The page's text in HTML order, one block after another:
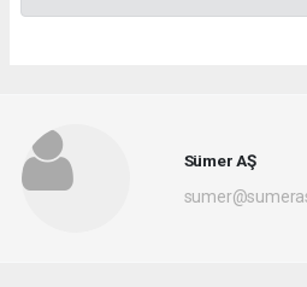
Sümer AŞ